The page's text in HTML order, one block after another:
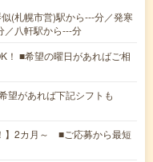
(札幌市営)駅から---分／発寒
／八軒駅から---分
！ ■希望の曜日があればご相
望があれば下記シフトも
】2カ月～ ■ご応募から最短